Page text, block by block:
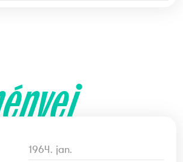
1964. jan.